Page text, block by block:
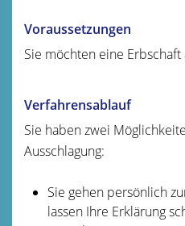
Voraussetzungen
Sie möchten eine Erbschaft
Verfahrensablauf
Sie haben zwei
Ausschlagung:
Sie gehen persönlich
lassen Ihre Erklärung